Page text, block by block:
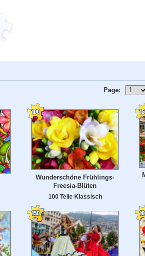
Page:
Wunderschöne Frühlings-
Freesia-Blüten
100 Teile Klassisch